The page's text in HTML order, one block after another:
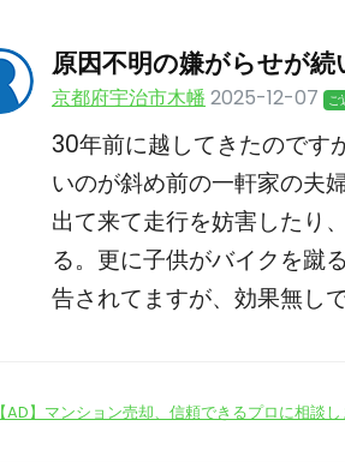
原因不明の嫌がらせが続
京都府宇治市木幡 2025-12-07 ご
30年前に越してきたのです
いのが斜め前の一軒家の夫
出て来て走行を妨害したり
る。更に子供がバイクを蹴
告されてますが、効果無し
【AD】マンション売却、信頼できるプロに相談